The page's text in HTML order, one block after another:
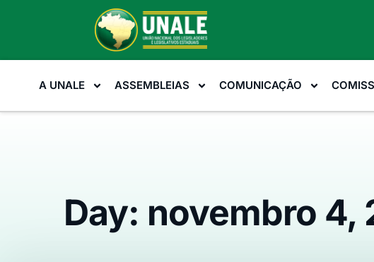
A UNALE ASSEMBLEIAS COMUNICAÇÃO
Day: novembro 4,